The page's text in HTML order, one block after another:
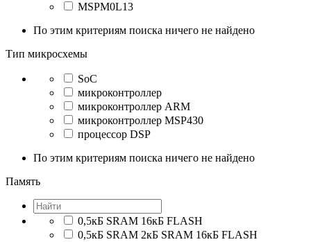
MSPM0L13
По этим критериям поиска ничего не найдено
Тип микросхемы
SoC
микроконтроллер
микроконтроллер ARM
микроконтроллер MSP430
процессор DSP
По этим критериям поиска ничего не найдено
Память
0,5кБ SRAM 16кБ FLASH
0,5кБ SRAM 2кБ SRAM 16кБ FLASH